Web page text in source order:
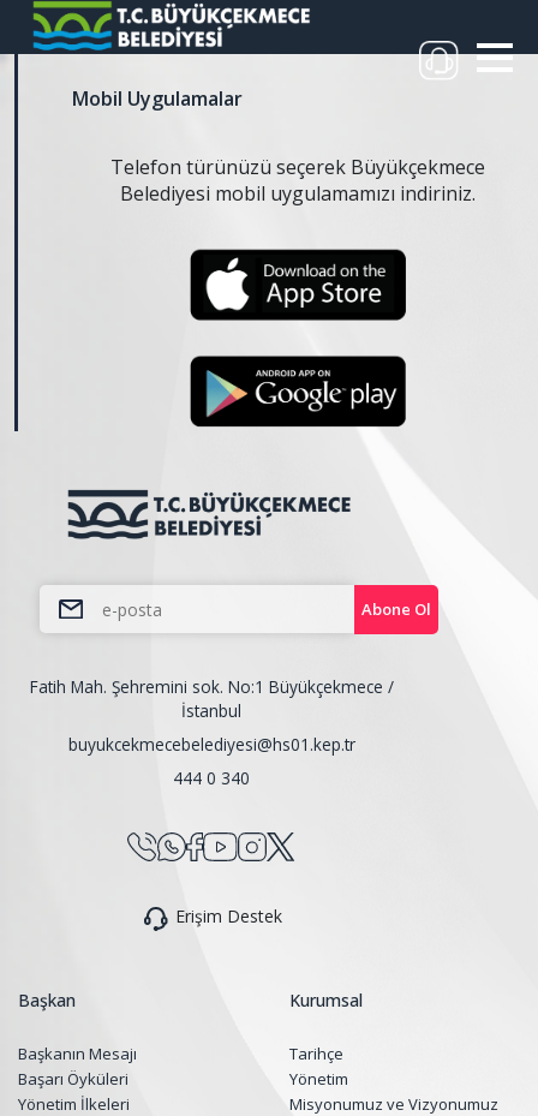
Mobil Uygulamalar
Telefon türünüzü seçerek Büyükçekmece
Belediyesi mobil uygulamamızı indiriniz.
Abone Ol
Fatih Mah. Şehremini sok. No:1 Büyükçekmece /
İstanbul
buyukcekmecebelediyesi@hs01.kep.tr
444 0 340
Erişim Destek
Başkan
Başkanın Mesajı
Başarı Öyküleri
Yönetim İlkeleri
Kurumsal
Tarihçe
Yönetim
Misyonumuz ve Vizyonumuz